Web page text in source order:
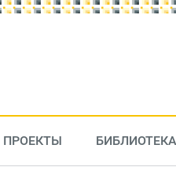
ПРОЕКТЫ БИБЛИОТЕКА